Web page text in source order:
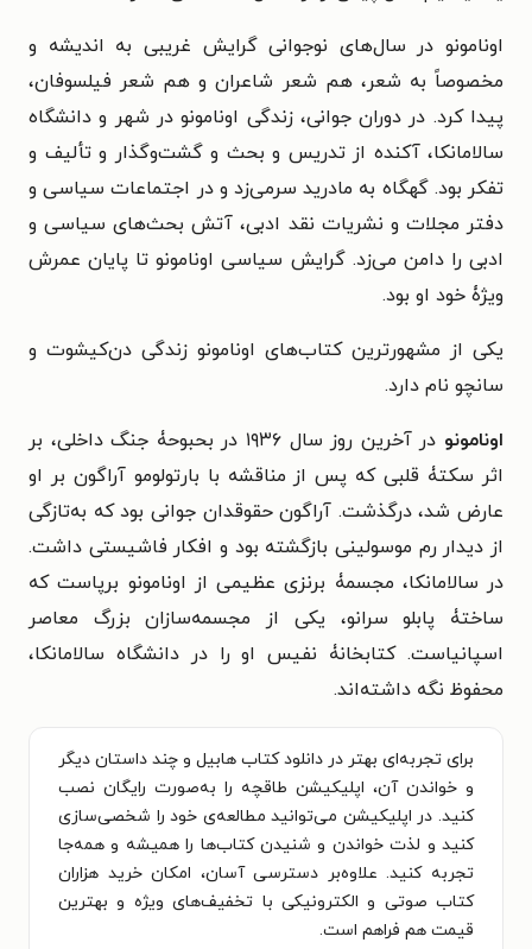
اونامونو در سال‌های نوجوانی گرایش غریبی به اندیشه و
مخصوصاً به شعر، هم شعر شاعران و هم شعر فیلسوفان،
پیدا کرد. در دوران جوانی، زندگی اونامونو در شهر و دانشگاه
سالامانکا، آکنده از تدریس و بحث و گشت‌وگذار و تألیف و
تفکر بود. گهگاه به مادرید سرمی‌زد و در اجتماعات سیاسی و
دفتر مجلات و نشریات نقد ادبی، آتش بحث‌های سیاسی و
ادبی را دامن می‌زد. گرایش سیاسی اونامونو تا پایان عمرش
ویژۀ خود او بود.
یکی از مشهورترین کتاب‌های اونامونو زندگی دن‌کیشوت و
سانچو نام دارد.
اونامونو
در آخرین روز سال ۱۹۳۶ در بحبوحۀ جنگ داخلی، بر
اثر سکتۀ قلبی که پس از مناقشه با بارتولومو آراگون بر او
عارض شد، درگذشت. آراگون حقوقدان جوانی بود که به‌تازگی
از دیدار رم موسولینی بازگشته بود و افکار فاشیستی داشت.
در سالامانکا، مجسمۀ برنزی عظیمی از اونامونو برپاست که
ساختۀ پابلو سرانو، یکی از مجسمه‌سازان بزرگ معاصر
اسپانیاست. کتابخانۀ نفیس او را در دانشگاه سالامانکا،
محفوظ نگه داشته‌اند.
برای تجربه‌ای بهتر در دانلود کتاب هابیل و چند داستان دیگر
و خواندن آن، اپلیکیشن طاقچه را به‌صورت رایگان نصب
کنید. در اپلیکیشن می‌توانید مطالعه‌ی خود را شخصی‌سازی
کنید و لذت خواندن و شنیدن کتاب‌ها را همیشه و همه‌جا
تجربه کنید. علاوه‌بر دسترسی آسان، امکان خرید هزاران
کتاب صوتی و الکترونیکی با تخفیف‌های ویژه و بهترین
قیمت هم فراهم است.